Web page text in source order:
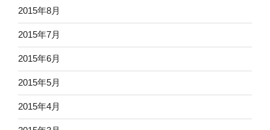
2015年8月
2015年7月
2015年6月
2015年5月
2015年4月